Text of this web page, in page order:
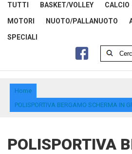
TUTTI BASKET/VOLLEY CALCIO
MOTORI NUOTO/PALLANUOTO
SPECIALI
Home
POLISPORTIVA BERGAMO SCHERMA IN
POLISPORTIVA